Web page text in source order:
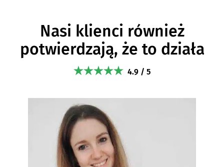
Nasi klienci również
potwierdzają, że to działa
4.9 / 5